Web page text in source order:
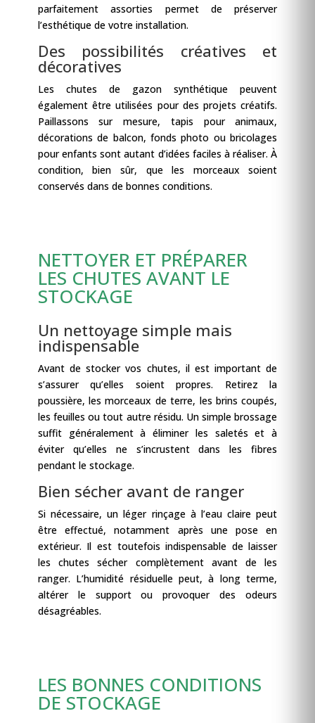
parfaitement assorties permet de préserver
l’esthétique de votre installation.
Des possibilités créatives et
décoratives
Les chutes de gazon synthétique peuvent
également être utilisées pour des projets créatifs.
Paillassons sur mesure, tapis pour animaux,
décorations de balcon, fonds photo ou bricolages
pour enfants sont autant d’idées faciles à réaliser. À
condition, bien sûr, que les morceaux soient
conservés dans de bonnes conditions.
NETTOYER ET PRÉPARER
LES CHUTES AVANT LE
STOCKAGE
Un nettoyage simple mais
indispensable
Avant de stocker vos chutes, il est important de
s’assurer qu’elles soient propres. Retirez la
poussière, les morceaux de terre, les brins coupés,
les feuilles ou tout autre résidu. Un simple brossage
suffit généralement à éliminer les saletés et à
éviter qu’elles ne s’incrustent dans les fibres
pendant le stockage.
Bien sécher avant de ranger
Si nécessaire, un léger rinçage à l’eau claire peut
être effectué, notamment après une pose en
extérieur. Il est toutefois indispensable de laisser
les chutes sécher complètement avant de les
ranger. L’humidité résiduelle peut, à long terme,
altérer le support ou provoquer des odeurs
désagréables.
LES BONNES CONDITIONS
DE STOCKAGE